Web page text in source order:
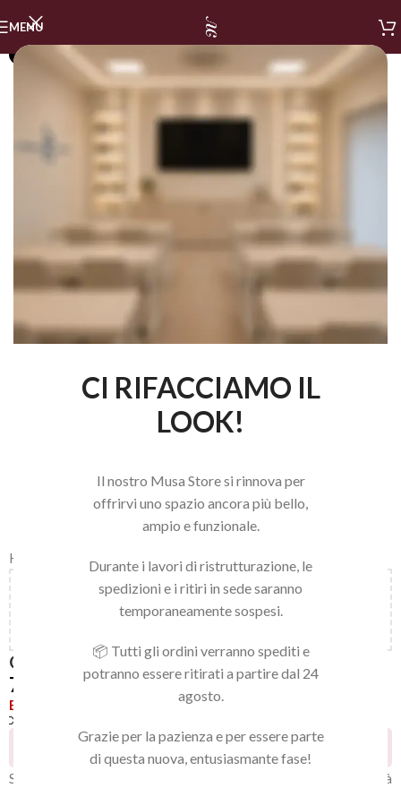
CI RIFACCIAMO IL
LOOK!
Il nostro Musa Store si rinnova per
offrirvi uno spazio ancora più bello,
ampio e funzionale.
Durante i lavori di ristrutturazione, le
spedizioni e i ritiri in sede saranno
temporaneamente sospesi.
📦 Tutti gli ordini verranno spediti e
potranno essere ritirati a partire dal 24
agosto.
Grazie per la pazienza e per essere parte
di questa nuova, entusiasmante fase!
MENU
Home LINEA NAILS / GEL POLISH GEL POLISH
150,00€al carrello e ottieni la spedizione
GEL POLISH 076
7,92
Esaurito
Persone che guardano questo prodotto ora!
Smalto gel semipermanente extra pigmentato. Ultra coprente già